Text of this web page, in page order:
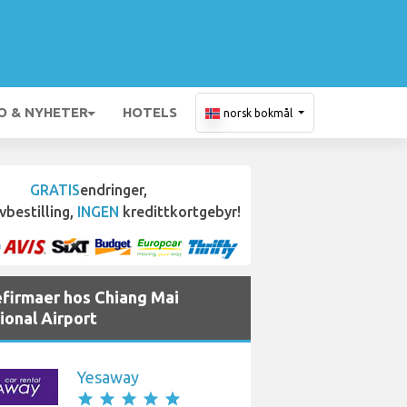
& NYHETER HOTELS norsk bokmål
GRATISendringer,
INGEN kredittkortgebyr!
hos Chiang Mai
Airport
Yesaway
star star star star star